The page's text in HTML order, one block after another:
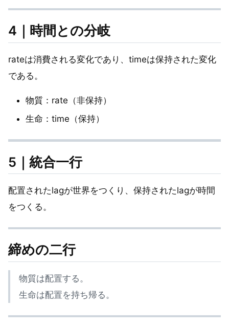
4｜時間との分岐
rateは消費される変化であり、timeは保持された変化
である。
物質：rate（非保持）
生命：time（保持）
5｜統合一行
配置されたlagが世界をつくり、保持されたlagが時間
をつくる。
締めの二行
物質は配置する。
生命は配置を持ち帰る。